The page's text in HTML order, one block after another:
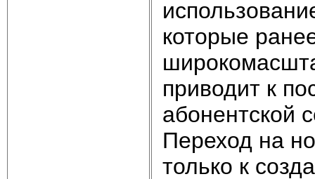
которые
приводит к
абонентской
Переход на
только к